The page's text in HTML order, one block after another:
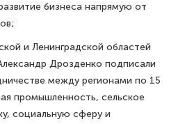
бизнеса напрямую от
и Ленинградской областей
Дрозденко подписали
между регионами по 15
промышленность, сельское
социальную сферу и